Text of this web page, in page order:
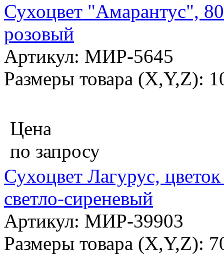
Сухоцвет "Амарантус",
розовый
Артикул: МИР-5645
Размеры товара (X,Y,Z):
Цена
по запросу
Сухоцвет Лагурус,
светло-сиреневый
Артикул: МИР-39903
Размеры товара (X,Y,Z):